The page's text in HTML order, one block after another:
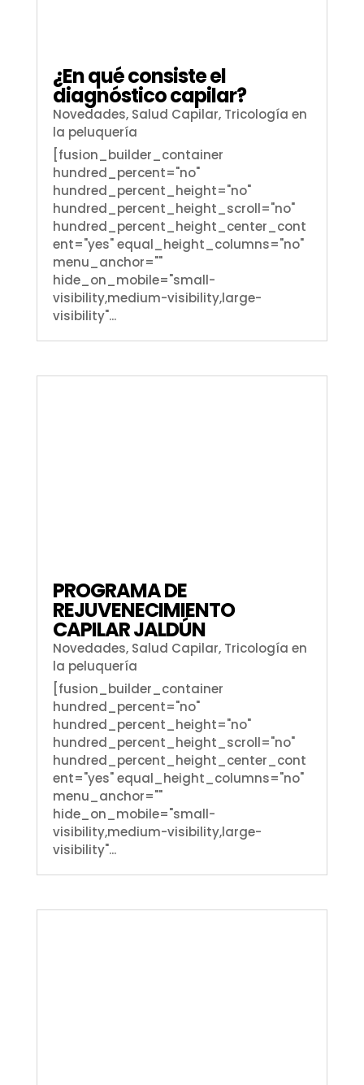
¿En qué consiste el
diagnóstico capilar?
Novedades, Salud Capilar, Tricología en
la peluquería
[fusion_builder_container
hundred_percent="no"
hundred_percent_height="no"
hundred_percent_height_scroll="no"
hundred_percent_height_center_cont
ent="yes" equal_height_columns="no"
menu_anchor=""
hide_on_mobile="small-
visibility,medium-visibility,large-
visibility"...
PROGRAMA DE
REJUVENECIMIENTO
CAPILAR JALDÚN
Novedades, Salud Capilar, Tricología en
la peluquería
[fusion_builder_container
hundred_percent="no"
hundred_percent_height="no"
hundred_percent_height_scroll="no"
hundred_percent_height_center_cont
ent="yes" equal_height_columns="no"
menu_anchor=""
hide_on_mobile="small-
visibility,medium-visibility,large-
visibility"...